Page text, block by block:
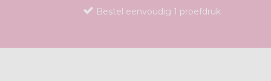
Bestel eenvoudig 1 proefdruk